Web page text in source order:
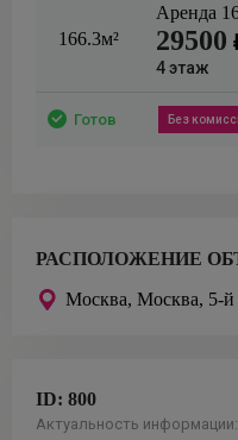
166.3м²
Аренда
29500
4этаж
Готов Без
РАСПОЛОЖЕНИЕ
Москва, Москва, 5-й
ID: 800
Актуальность информации: